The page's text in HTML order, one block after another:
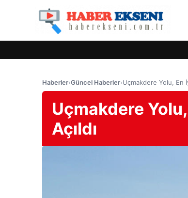
Haberler›Güncel Haberler›Uçmakdere Yolu, En
Uçmakdere
Açıldı